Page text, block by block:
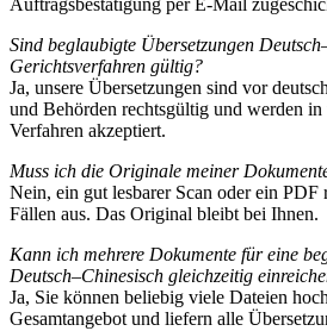
Auftragsbestätigung per E-Mail
Sind beglaubigte Übersetzungen
Gerichtsverfahren gültig?
Ja, unsere Übersetzungen sind vor
und Behörden rechtsgültig und werden
Verfahren akzeptiert.
Muss ich die Originale meiner
Nein, ein gut lesbarer Scan oder ein PDF
Fällen aus. Das Original bleibt bei Ihnen.
Kann ich mehrere Dokumente für eine
Deutsch–Chinesisch gleichzeitig
Ja, Sie können beliebig viele Dateien
Gesamtangebot und liefern alle